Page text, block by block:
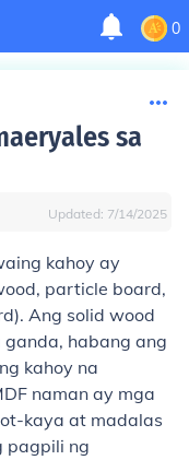
0
sa
Updated: 7/14/2025
kahoy ay
particle board,
Ang solid wood
habang ang
kahoy na
naman ay mga
kaya at madalas
pagpili ng